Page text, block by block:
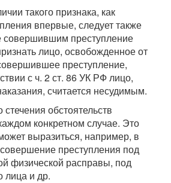
такого признака, как
впервые, следует также
совершившим преступление
лицо, освобожденное от
преступление,
с ч. 2 ст. 86 УК РФ лицо,
считается несудимым.
обстоятельств
конкретном случае. Это
выразиться, например, в
преступления под
физической расправы, под
лица и др.